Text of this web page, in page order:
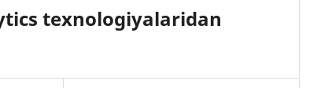
texnologiyalaridan